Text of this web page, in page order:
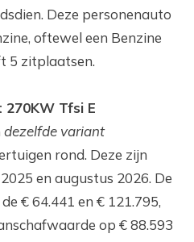
Deze personenauto
oftewel een Benzine
5 zitplaatsen.
Tfsi E
dezelfde variant
rond. Deze zijn
en augustus 2026. De
€ 64.441 en € 121.795,
op € 88.593